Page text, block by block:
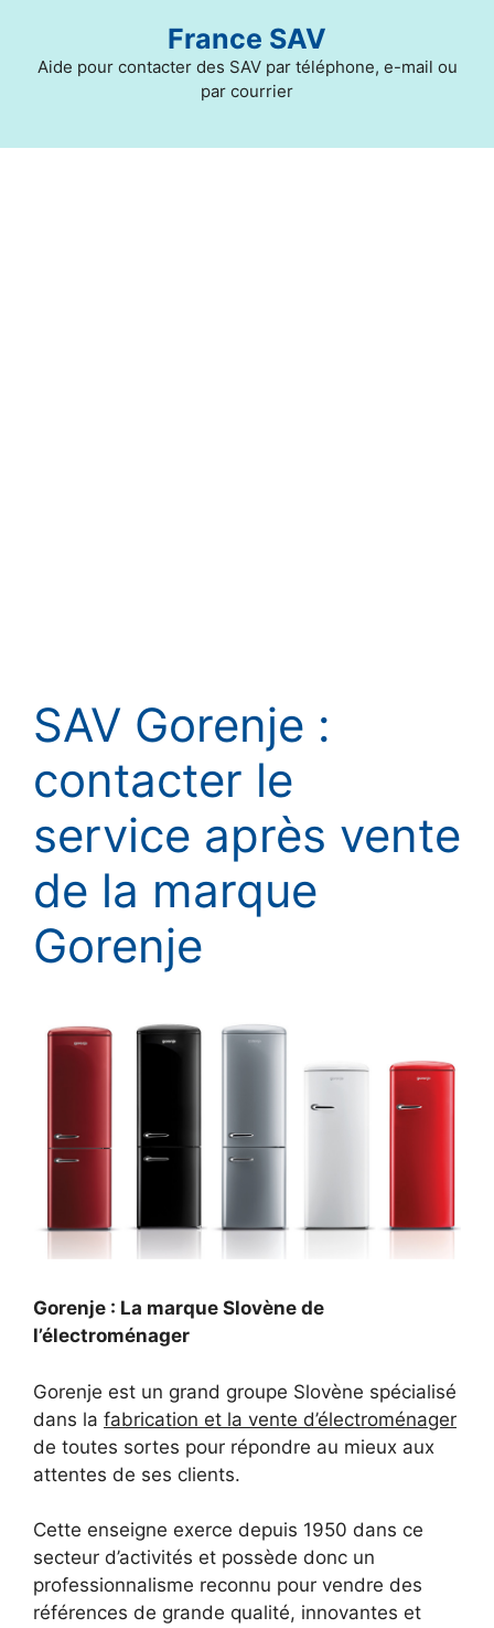
contenu
France SAV
Aide pour contacter des SAV par téléphone, e-mail ou
par courrier
SAV Gorenje :
contacter le
service après vente
de la marque
Gorenje
Gorenje : La marque Slovène de
l’électroménager
Gorenje est un grand groupe Slovène spécialisé
dans la fabrication et la vente d’électroménager
de toutes sortes pour répondre au mieux aux
attentes de ses clients.
Cette enseigne exerce depuis 1950 dans ce
secteur d’activités et possède donc un
professionnalisme reconnu pour vendre des
références de grande qualité, innovantes et